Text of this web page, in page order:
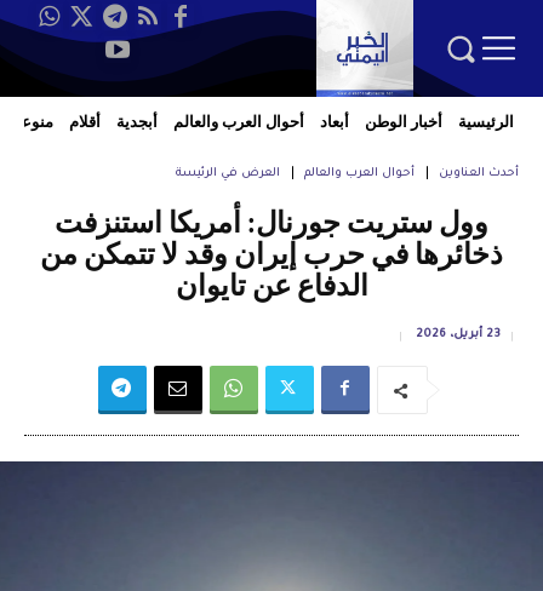
الرئيسية أخبار الوطن أبعاد أحوال العرب والعالم أبجدية أقلام منوعات
أحدث العناوين أحوال العرب والعالم العرض في الرئيسة
وول ستريت جورنال: أمريكا استنزفت
ذخائرها في حرب إيران وقد لا تتمكن من
الدفاع عن تايوان
23 أبريل، 2026